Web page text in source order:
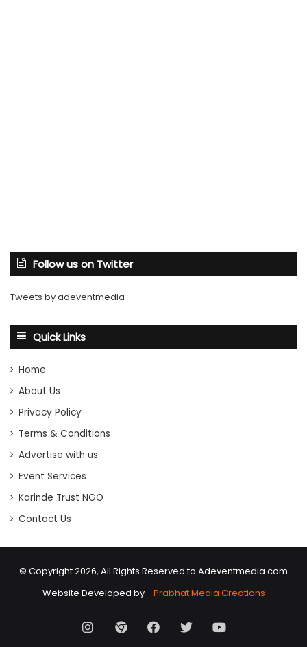
Follow us on Twitter
Tweets by adeventmedia
Quick Links
Home
About Us
Privacy Policy
Terms & Conditions
Advertise with us
Event Services
Karinde Trust NGO
Contact Us
© Copyright 2026, All Rights Reserved to Adeventmedia.com
Website Developed by - Prabhat Media Creations
Instagram
AD Facebook
X Youtube